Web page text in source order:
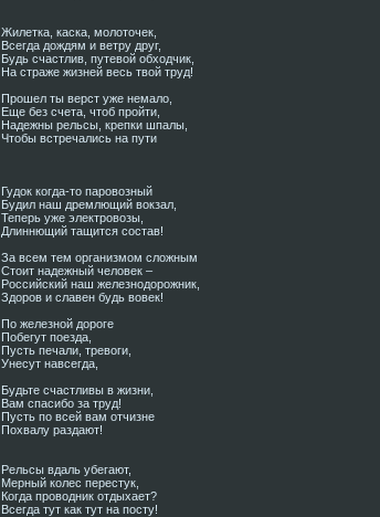
Жилетка, каска, молоточек,
Всегда дождям и ветру друг,
Будь счастлив, путевой обходчик,
На страже жизней весь твой труд!
Прошел ты верст уже немало,
Еще без счета, чтоб пройти,
Надежны рельсы, крепки шпалы,
Чтобы встречались на пути
Гудок когда-то паровозный
Будил наш дремлющий вокзал,
Теперь уже электровозы,
Длиннющий тащится состав!
За всем тем организмом сложным
Стоит надежный человек –
Российский наш железнодорожник,
Здоров и славен будь вовек!
По железной дороге
Побегут поезда,
Пусть печали, тревоги,
Унесут навсегда,
Будьте счастливы в жизни,
Вам спасибо за труд!
Пусть по всей вам отчизне
Похвалу раздают!
Рельсы вдаль убегают,
Мерный колес перестук,
Когда проводник отдыхает?
Всегда тут как тут на посту!